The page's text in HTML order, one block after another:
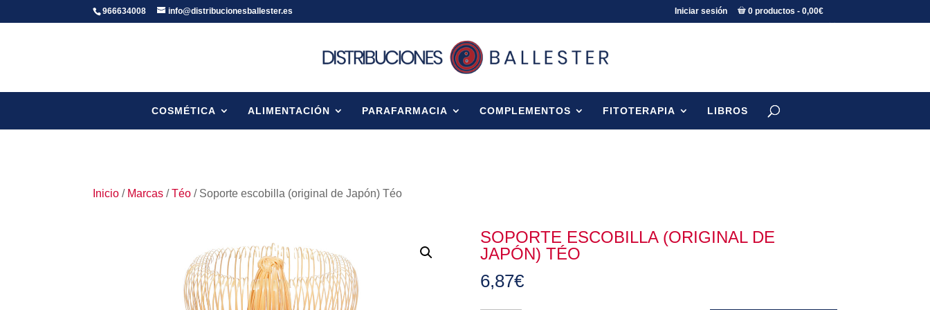
966634008 info@distribucionesballester.es Iniciar sesión 0 productos 0,00€
COSMÉTICA ALIMENTACIÓN PARAFARMACIA COMPLEMENTOS FITOTERAPIA LIBROS
Inicio / Marcas /Téo / Soporte escobilla (original de Japón) Téo
SOPORTE ESCOBILLA (ORIGINAL DE
JAPÓN) TÉO
6,87€